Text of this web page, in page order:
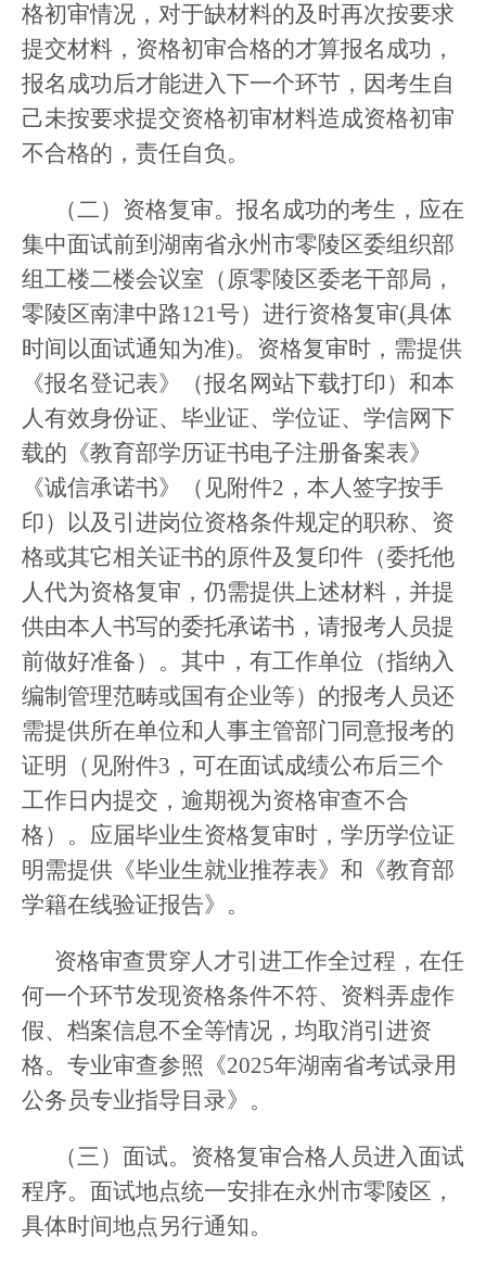
格初审情况，对于缺材料的及时再次按要求
提交材料，资格初审合格的才算报名成功，
报名成功后才能进入下一个环节，因考生自
己未按要求提交资格初审材料造成资格初审
不合格的，责任自负。
（二）资格复审。报名成功的考生，应在
集中面试前到湖南省永州市零陵区委组织部
组工楼二楼会议室（原零陵区委老干部局，
零陵区南津中路121号）进行资格复审(具体
时间以面试通知为准)。资格复审时，需提供
《报名登记表》（报名网站下载打印）和本
人有效身份证、毕业证、学位证、学信网下
载的《教育部学历证书电子注册备案表》
《诚信承诺书》（见附件2，本人签字按手
印）以及引进岗位资格条件规定的职称、资
格或其它相关证书的原件及复印件（委托他
人代为资格复审，仍需提供上述材料，并提
供由本人书写的委托承诺书，请报考人员提
前做好准备）。其中，有工作单位（指纳入
编制管理范畴或国有企业等）的报考人员还
需提供所在单位和人事主管部门同意报考的
证明（见附件3，可在面试成绩公布后三个
工作日内提交，逾期视为资格审查不合
格）。应届毕业生资格复审时，学历学位证
明需提供《毕业生就业推荐表》和《教育部
学籍在线验证报告》。
资格审查贯穿人才引进工作全过程，在任
何一个环节发现资格条件不符、资料弄虚作
假、档案信息不全等情况，均取消引进资
格。专业审查参照《2025年湖南省考试录用
公务员专业指导目录》。
（三）面试。资格复审合格人员进入面试
程序。面试地点统一安排在永州市零陵区，
具体时间地点另行通知。